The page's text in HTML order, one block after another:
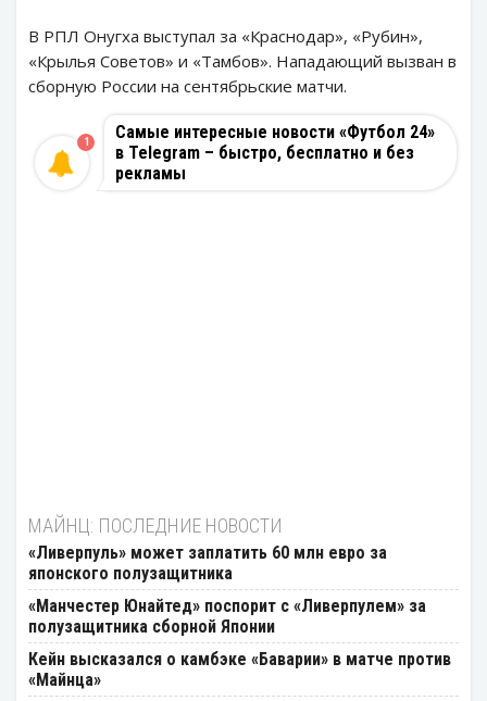
В РПЛ Онугха выступал за «Краснодар», «Рубин»,
«Крылья Советов» и «Тамбов». Нападающий вызван в
сборную России на сентябрьские матчи.
Самые интересные новости «Футбол 24»
в Telegram – быстро, бесплатно и без
рекламы
1
МАЙНЦ: ПОСЛЕДНИЕ НОВОСТИ
«Ливерпуль» может заплатить 60 млн евро за
японского полузащитника
«Манчестер Юнайтед» поспорит с «Ливерпулем» за
полузащитника сборной Японии
Кейн высказался о камбэке «Баварии» в матче против
«Майнца»